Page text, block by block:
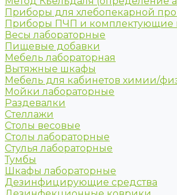
Приборы для хлебопекарной
Приборы ПЧП и комплектующие
Весы лабораторные
Пищевые добавки
Мебель лабораторная
Вытяжные шкафы
Мебель для кабинетов химии/
Мойки лабораторные
Раздевалки
Стеллажи
Столы весовые
Столы лабораторные
Стулья лабораторные
Тумбы
Шкафы лабораторные
Дезинфицирующие средства